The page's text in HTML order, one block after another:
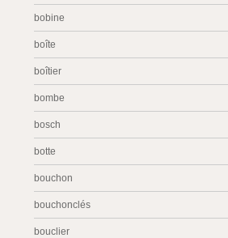
bobine
boîte
boîtier
bombe
bosch
botte
bouchon
bouchonclés
bouclier